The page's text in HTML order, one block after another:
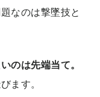
なのは撃墜技と
のは先端当て。
ます。